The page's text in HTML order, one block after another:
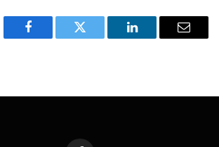
Facebook Twitter LinkedIn Email